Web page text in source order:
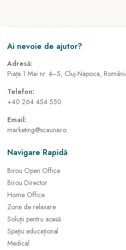
Ai nevoie de ajutor?
Adresă:
Piața 1 Mai nr. 4–5, Cluj-Napoca,
Telefon:
+40 264 454 550
Email:
marketing@scaune.ro
Navigare Rapidă
Birou Open Office
Birou Director
Home Office
Zone de relaxare
Soluții pentru acasă
Spațiu educațional
Medical